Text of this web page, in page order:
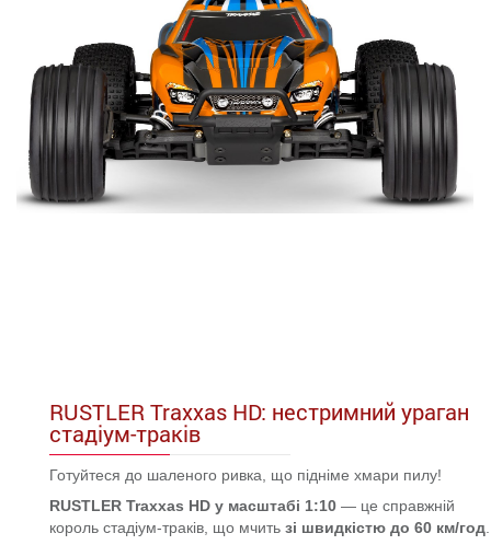
RUSTLER Traxxas HD: нестримний ураган
стадіум-траків
Готуйтеся до шаленого ривка, що підніме хмари пилу!
RUSTLER Traxxas HD у масштабі 1:10 — це справжній
король стадіум-траків, що мчить зі швидкістю до 60 км/год.